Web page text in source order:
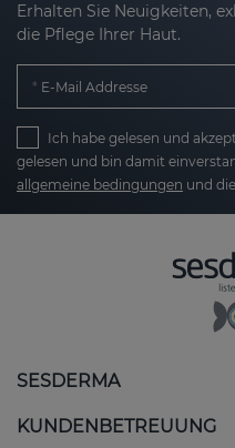
Erhalten Sie Neuigkeiten,
die Pflege Ihrer Haut.
E-Mail Addresse
Ich habe gelesen und
gelesen und bin damit
allgemeine bedingungen und die
SESDERMA
KUNDENBETREUUNG